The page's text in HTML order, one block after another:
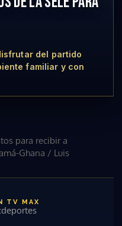
del partido
familiar y con
para recibir a
Ghana / Luis
TV MAX